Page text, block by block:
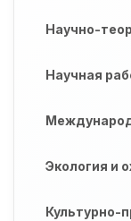
Научно-
Научная
Экология и
Культурно-